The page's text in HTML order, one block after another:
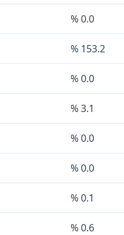
% 0.0
% 153.2
% 0.0
% 3.1
% 0.0
% 0.0
% 0.1
% 0.6